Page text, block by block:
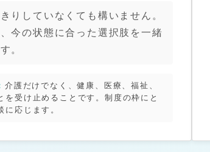
りしていなくても構いません。
今の状態に合った選択肢を一緒
。
介護だけでなく、健康、医療、福祉、
を受け止めることです。制度の枠にと
に応じます。